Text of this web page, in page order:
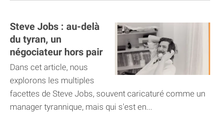
Steve Jobs : au-delà
du tyran, un
négociateur hors pair
Dans cet article, nous
explorons les multiples
facettes de Steve Jobs, souvent caricaturé comme un
manager tyrannique, mais qui s'est en...